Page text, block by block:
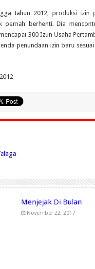
tahun 2012, produksi
berhenti. Dia
300 Izun Usaha
penundaan izin baru
Menjejak Di Bulan
November 22, 2017